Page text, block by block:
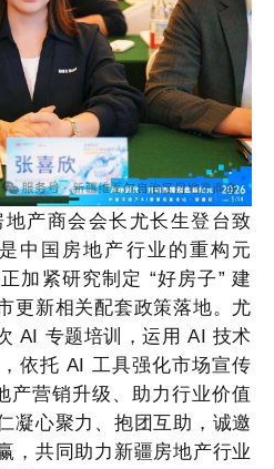
产商会会长尤长生登台致
中国房地产行业的重构元
加紧研究制定 “好房子” 建
更新相关配套政策落地。尤
AI 专题培训，运用 AI 技术
依托 AI 工具强化市场宣传
产营销升级、助力行业价值
凝心聚力、抱团互助，诚邀
，共同助力新疆房地产行业